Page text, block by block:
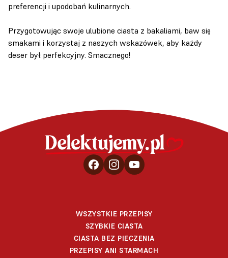
preferencji i upodobań kulinarnych.
Przygotowując swoje ulubione ciasta z bakaliami, baw się
smakami i korzystaj z naszych wskazówek, aby każdy
deser był perfekcyjny. Smacznego!
WSZYSTKIE PRZEPISY
SZYBKIE CIASTA
CIASTA BEZ PIECZENIA
PRZEPISY ANI STARMACH